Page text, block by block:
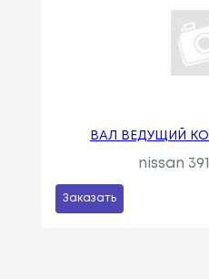
ВАЛ ВЕДУЩИЙ
nissan
Заказать